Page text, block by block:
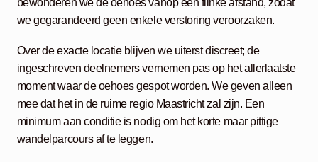
bewonderen we de oehoes vanop een flinke afstand, zodat
we gegarandeerd geen enkele verstoring veroorzaken.
Over de exacte locatie blijven we uiterst discreet; de
ingeschreven deelnemers vernemen pas op het allerlaatste
moment waar de oehoes gespot worden. We geven alleen
mee dat het in de ruime regio Maastricht zal zijn. Een
minimum aan conditie is nodig om het korte maar pittige
wandelparcours af te leggen.